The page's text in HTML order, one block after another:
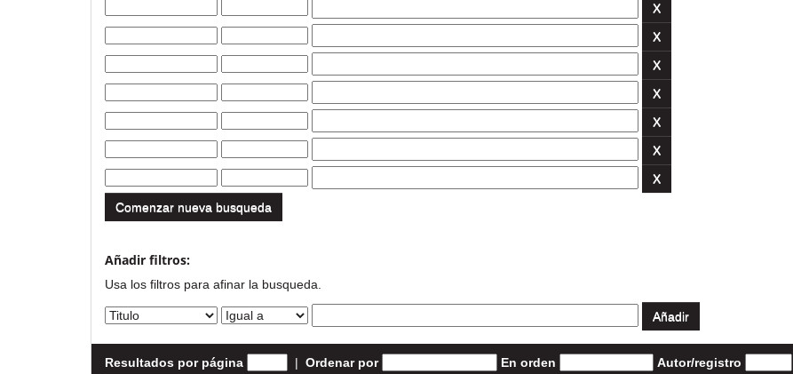
Comenzar nueva busqueda
Añadir filtros:
Usa los filtros para afinar la busqueda.
Resultados por página | Ordenar por En orden Autor/registro